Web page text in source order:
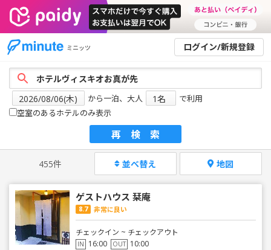
ミニッツ ログイン/新規登録
から一泊、大人
で利用
空室のあるホテルのみ表示
再検索
455件 並べ替え 地図
ゲストハウス 栞庵
8.7 非常に良い
チェックイン ~ チェックアウト
IN 16:00 OUT 10:00